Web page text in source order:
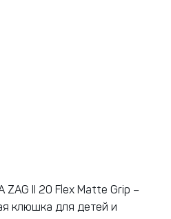
ZAG II 20 Flex Matte Grip –
клюшка для детей и